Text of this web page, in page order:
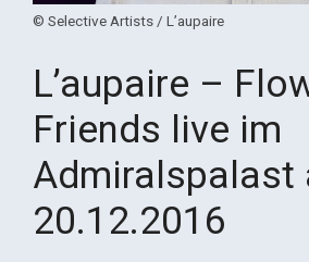
© Selective Artists / L’aupaire
L’aupaire –
Friends live im
Admiralspalast
20.12.2016